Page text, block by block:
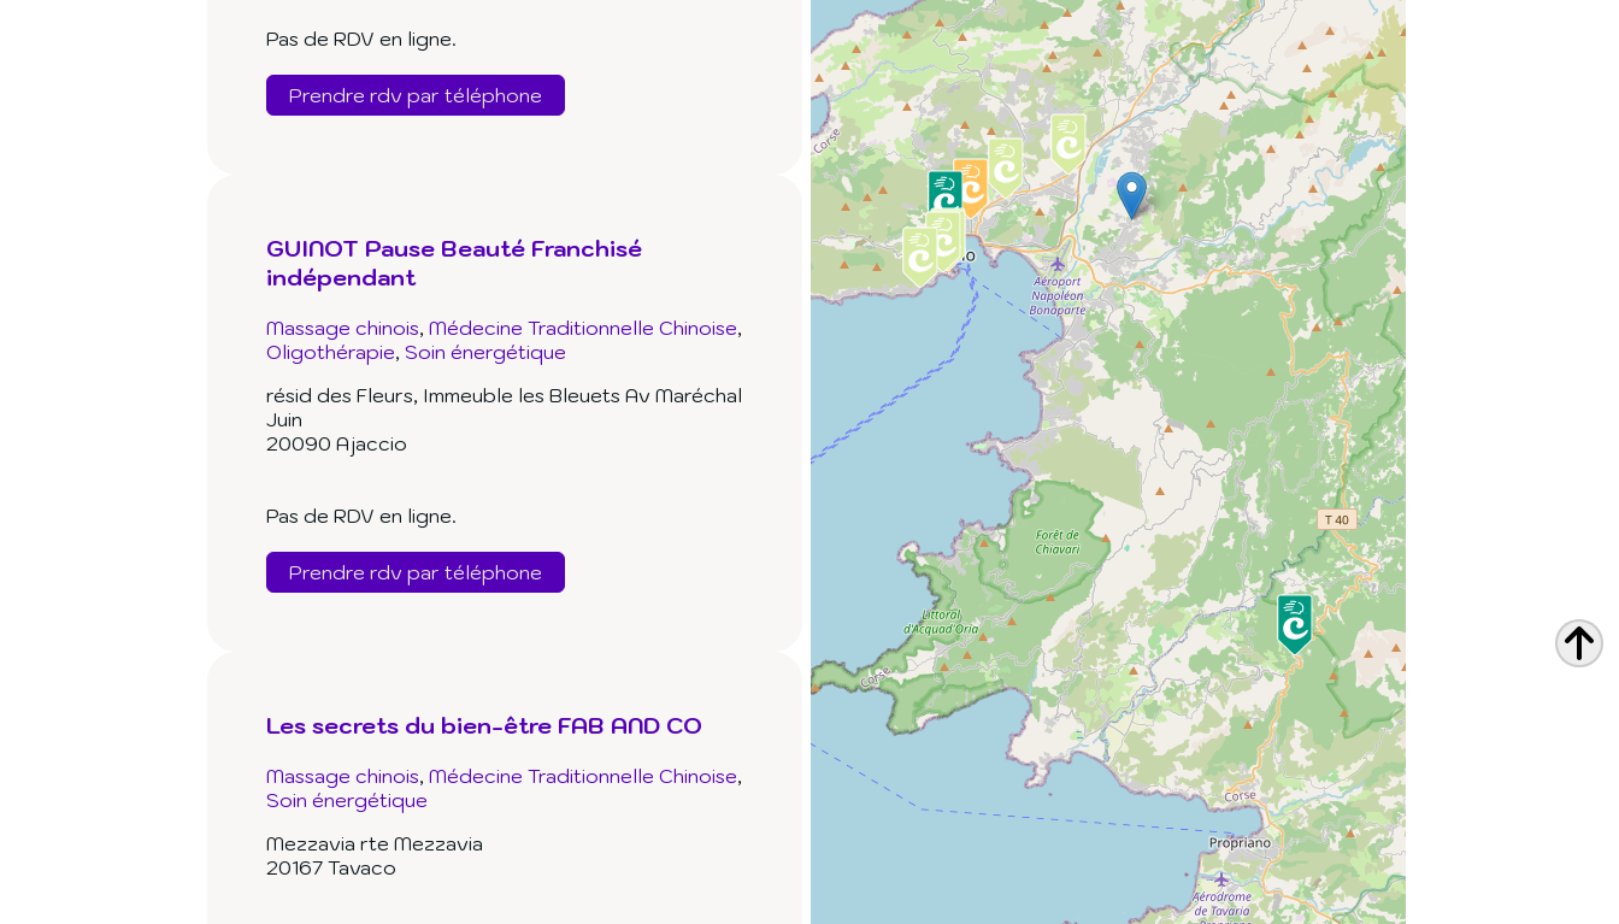
Pas de RDV en ligne.
Prendre rdv par téléphone
GUINOT Pause Beauté Franchisé
indépendant
Massage chinois Médecine Traditionnelle Chinoise
Oligothérapie Soin énergétique
résid des Fleurs, Immeuble les Bleuets Av Maréchal
Juin
20090 Ajaccio
Pas de RDV en ligne.
Prendre rdv par téléphone
Les secrets du bien-être FAB AND CO
Massage chinois Médecine Traditionnelle Chinoise
Soin énergétique
Mezzavia rte Mezzavia
20167 Tavaco